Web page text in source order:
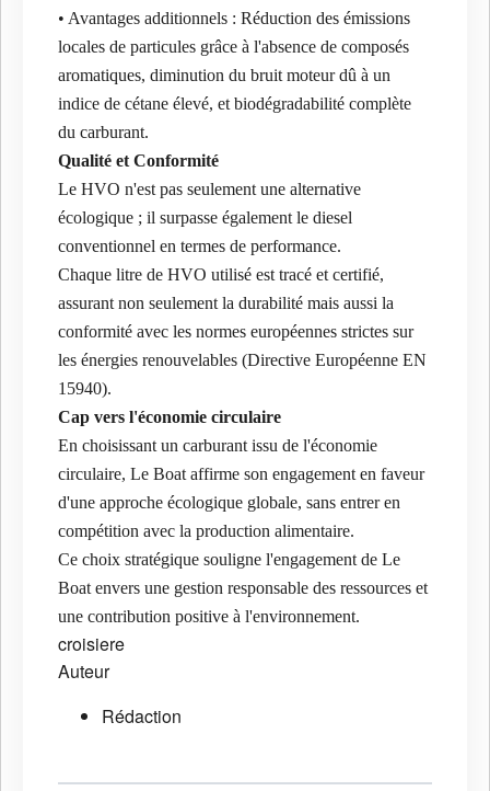
• Avantages additionnels : Réduction des émissions
locales de particules grâce à l'absence de composés
aromatiques, diminution du bruit moteur dû à un
indice de cétane élevé, et biodégradabilité complète
du carburant.
Qualité et Conformité
Le HVO n'est pas seulement une alternative
écologique ; il surpasse également le diesel
conventionnel en termes de performance.
Chaque litre de HVO utilisé est tracé et certifié,
assurant non seulement la durabilité mais aussi la
conformité avec les normes européennes strictes sur
les énergies renouvelables (Directive Européenne EN
15940).
Cap vers l'économie circulaire
En choisissant un carburant issu de l'économie
circulaire, Le Boat affirme son engagement en faveur
d'une approche écologique globale, sans entrer en
compétition avec la production alimentaire.
Ce choix stratégique souligne l'engagement de Le
Boat envers une gestion responsable des ressources et
une contribution positive à l'environnement.
croisiere
Auteur
Rédaction